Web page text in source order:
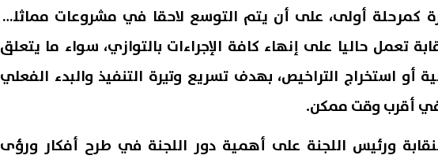
168 مقبرة كمرحلة أولى، على أن يتم التوسع لاحقا في مشروعات مماثلة،
تعمل حاليا على إنهاء كافة الإجراءات بالتوازي، سواء ما يتعلق
أو استخراج التراخيص، بهدف تسريع وتيرة التنفيذ والبدء الفعلي
أقرب وقت ممكن.
ورئيس اللجنة على أهمية دور اللجنة في طرح أفكار ورؤى